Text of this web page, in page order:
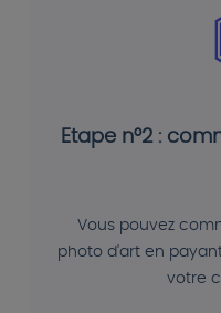
Etape n°2 :
Vous pouvez
photo d'art en
votre